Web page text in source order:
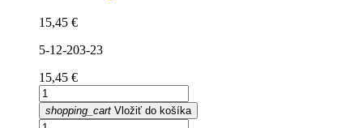
Cena
15,45 €
5-12-203-23
Cena
15,45 €
shopping_cart Vložiť do košíka